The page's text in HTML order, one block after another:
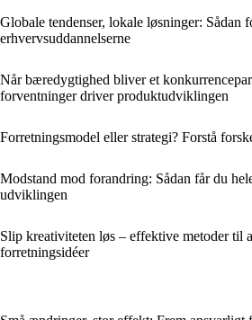
Globale tendenser, lokale løsninger: Sådan
erhvervsuddannelserne
Når bæredygtighed bliver et
forventninger driver produktudviklingen
Forretningsmodel eller strategi? Forstå
Modstand mod forandring: Sådan får du
udviklingen
Slip kreativiteten løs – effektive metoder til
forretningsidéer